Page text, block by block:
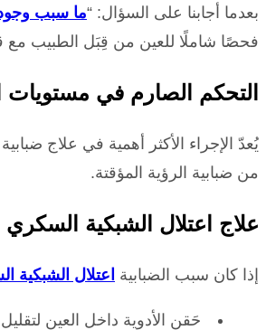
بعدما أجابنا على السؤال: “ما سبب
فحصًا شاملًا للعين من قِبَل الطبيب
التحكم الصارم في مستويات
يُعدّ الإجراء الأكثر أهمية في علاج
من ضبابية الرؤية المؤقتة.
علاج اعتلال الشبكية السكري
إذا كان سبب الضبابية اعتلال الشبكية